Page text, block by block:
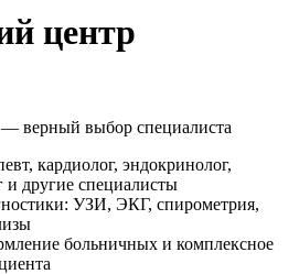
центр
верный выбор специалиста
кардиолог, эндокринолог,
и другие специалисты
УЗИ, ЭКГ, спирометрия,
больничных и комплексное